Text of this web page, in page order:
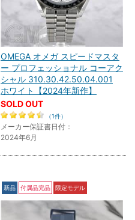
OMEGA オメガ スピードマスタ
ー プロフェッショナル コーアク
シャル 310.30.42.50.04.001
ホワイト【2024年新作】
SOLD OUT
（1件）
メーカー保証書日付：
2024年6月
新品 付属品完品 限定モデル